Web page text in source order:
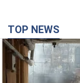
TOP NEWS